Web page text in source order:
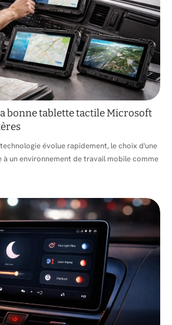
bonne tablette tactile Microsoft
évolue rapidement, le choix d'une
un environnement de travail mobile comme